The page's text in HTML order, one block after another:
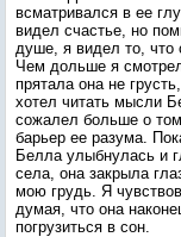
всматривался в ее
видел счастье, но
душе, я видел то, что
Чем дольше я
прятала она не
хотел читать мысли
сожалел больше о
барьер ее разума.
Белла улыбнулась и
села, она закрыла
мою грудь. Я
думая, что она
погрузиться в сон.